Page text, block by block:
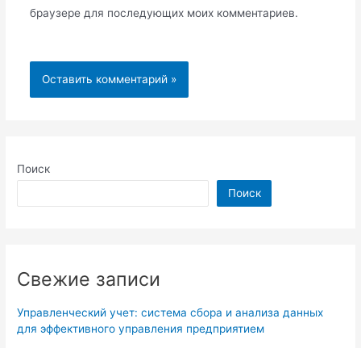
Поиск
Поиск
Свежие записи
Управленческий учет: система сбора и анализа данных
для эффективного управления предприятием
браузере для последующих моих комментариев.